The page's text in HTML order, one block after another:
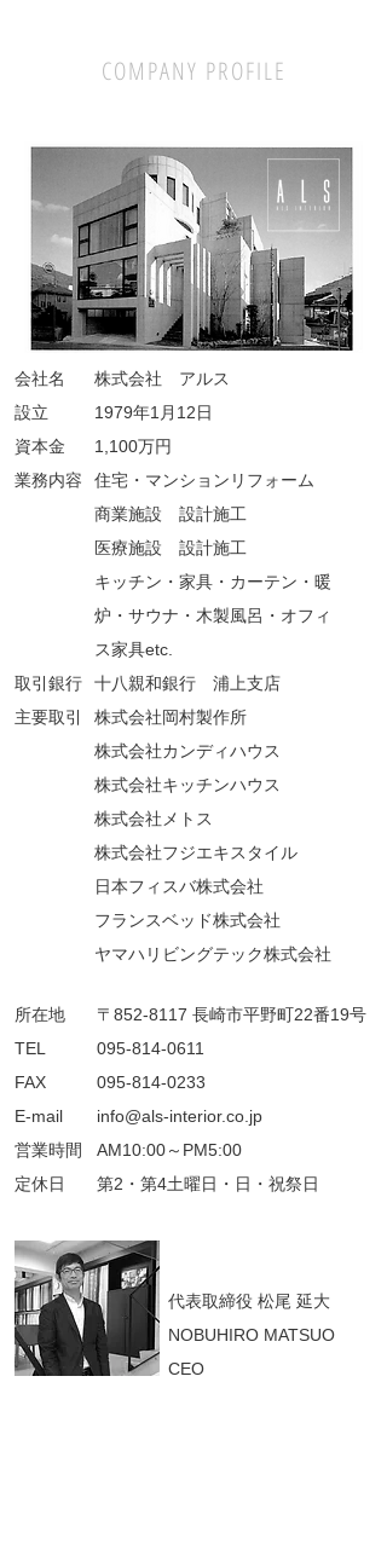
COMPANY PROFILE
会社名
設立
資本金
業務内容
取引銀行
​主要取引
株式会社 アルス
1979年1月12日
1,100万円
住宅・マンションリフォーム
商業施設 設計施工
医療施設 設計施工
キッチン・家具・カーテン・暖
炉・サウナ・木製風呂・オフィ
ス家具etc.
十八親和銀行 浦上支店
株式会社岡村製作所
株式会社カンディハウス
株式会社キッチンハウス
株式会社メトス
株式会社フジエキスタイル
日本フィスバ株式会社
フランスベッド株式会社
ヤマハリビングテック株式会社
所在地
TEL
FAX
E-mail
営業時間
​定休日
〒852-8117 長崎市平野町22番19号
095-814-0611
095-814-0233
info@als-interior.co.jp
AM10:00～PM5:00
第2・第4土曜日・日・祝祭日
代表取締役 松尾 延大
NOBUHIRO MATSUO
CEO